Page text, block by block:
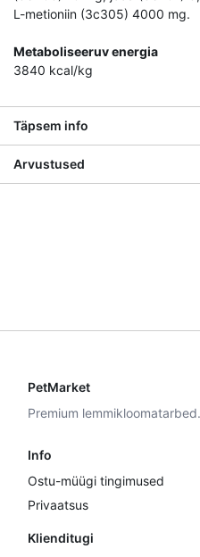
L-metioniin (3c305) 4000 mg.
Metaboliseeruv energia
3840 kcal/kg
Täpsem info
Arvustused
PetMarket
Premium
Info
Ostu-müügi tingimused
Privaatsus
Klienditugi